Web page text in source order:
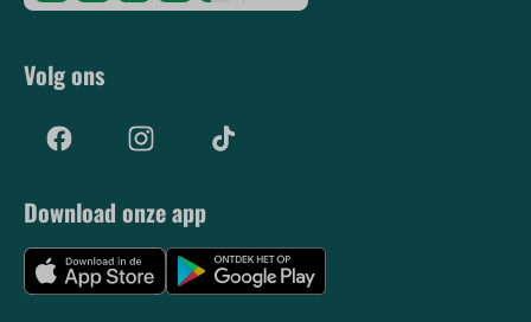
Volg ons
Download onze app